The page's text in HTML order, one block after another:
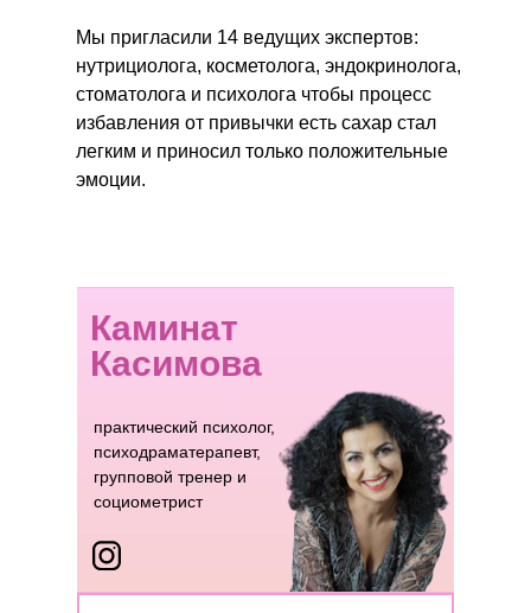
Мы пригласили 14 ведущих экспертов:
нутрициолога, косметолога, эндокринолога,
стоматолога и психолога чтобы процесс
избавления от привычки есть сахар стал
легким и приносил только положительные
эмоции.
Каминат
Касимова
практический психолог,
психодраматерапевт,
групповой тренер и
социометрист